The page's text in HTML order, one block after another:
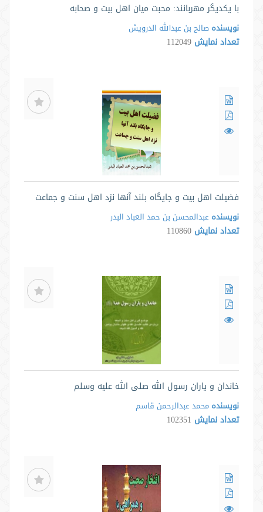
با یکدیگر مهربانند: محبت میان اهل بیت و صحابه
نویسنده صالح بن عبدالله الدرويش
تعداد نمایش 112049
فضیلت اهل بیت و جایگاه بلند آنها نزد اهل سنت و جماعت
نویسنده عبدالمحسن بن حمد العباد البدر
تعداد نمایش 110860
خاندان و یاران رسول الله صلی الله علیه وسلم
نویسنده محمد عبدالرحمن قاسم
تعداد نمایش 102351